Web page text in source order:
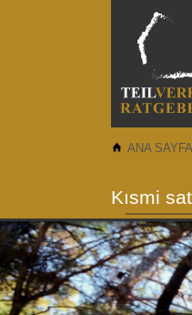
Skip to main content
ANA SAYFA
Kısmi